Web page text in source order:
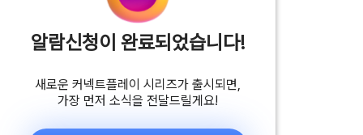
알람신청이 완료되었습니다!
새로운 커넥트플레이 시리즈가 출시되면,
가장 먼저 소식을 전달드릴게요!